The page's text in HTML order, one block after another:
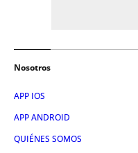
Nosotros
APP IOS
APP ANDROID
QUIÉNES SOMOS